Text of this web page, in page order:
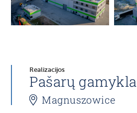
Realizacijos
Pašarų gamykla
Magnuszowice